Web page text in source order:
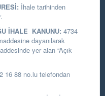
İhale tarihinden
İHALE KANUNU: 4734
dayanılarak
yer alan “Açık
16 88 no.lu telefondan